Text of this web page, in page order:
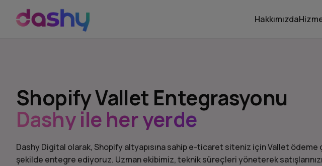
Hakkımızda
Shopify Vallet Entegrasyonu
Dashy ile her yerde
Dashy Digital olarak, Shopify altyapısına sahip e-ticaret siteniz için Vallet
şekilde entegre ediyoruz. Uzman ekibimiz, teknik süreçleri yöneterek